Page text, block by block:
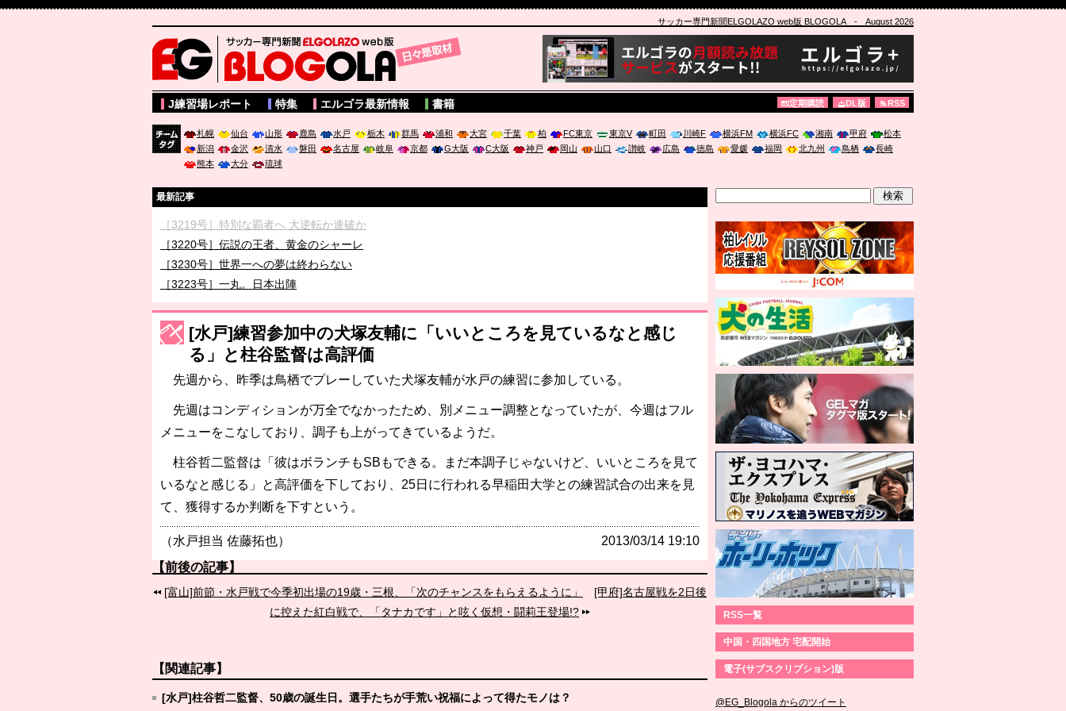
サッカー専門新聞ELGOLAZO web版 BLOGOLA- August 2026
サッカー専門新聞ELGOLAZO web版 BLOGOLA
J練習場レポート 特集 エルゴラ最新情報 書籍 定期購読 DL版 RSS
札幌 仙台 山形 鹿島 水戸 栃木 群馬 浦和 大宮 千葉 柏 FC東京 東京V 町田 川崎F 横浜FM 横浜FC 湘南 甲府
松本
新潟
金沢 清水 磐田 名古屋 岐阜 京都 G大阪 C大阪 神戸 岡山 山口 讃岐 広島 徳島 愛媛 福岡 北九州 鳥栖
長崎
熊本
大分 琉球
最新記事
［3219号］特別な覇者へ 大逆転か連破か
［3220号］伝説の王者、黄金のシャーレ
［3230号］世界一への夢は終わらない
［3223号］一丸。日本出陣
［3222号］史上最大のW杯開幕 注目は「個」
長谷川 アーリアジャスールさんがシンポジウム「気候変動から命を守る ～エネルギー危機時代の猛暑対策～」に登壇
[水戸]練習参加中の犬塚友輔に「いいところを見ているなと感じ
る」と柱谷監督は高評価
先週から、昨季は鳥栖でプレーしていた犬塚友輔が水戸の練習に参加している。
先週はコンディションが万全でなかったため、別メニュー調整となっていたが、今週はフル
メニューをこなしており、調子も上がってきているようだ。
柱谷哲二監督は「彼はボランチもSBもできる。まだ本調子じゃないけど、いいところを見て
いるなと感じる」と高評価を下しており、25日に行われる早稲田大学との練習試合の出来を見
て、獲得するか判断を下すという。
（水戸担当 佐藤拓也） 2013/03/14 19:10
【前後の記事】
[富山]前節・水戸戦で今季初出場の19歳・三根、「次のチャンスをもらえるように」
[甲府]名古屋戦を2日後
に控えた紅白戦で、「タナカです」と呟く仮想・闘莉王登場!?
【関連記事】
[水戸]柱谷哲二監督、50歳の誕生日。選手たちが手荒い祝福によって得たモノは？
RSS一覧
中国・四国地方 宅配開始
電子(サブスクリプション)版
@EG_Blogola からのツイート